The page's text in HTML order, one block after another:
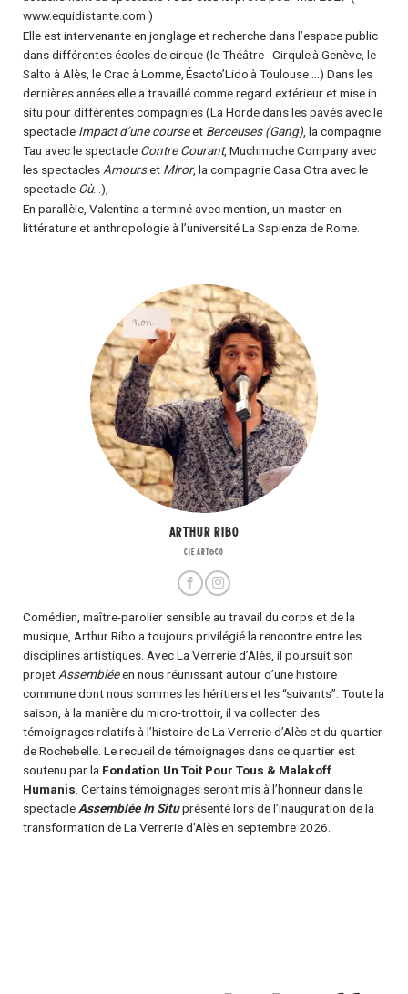
www.equidistante.com )
Elle est intervenante en jonglage et recherche dans l’espace public
dans différentes écoles de cirque (le Théâtre - Cirqule à Genève, le
Salto à Alès, le Crac à Lomme, Ésacto’Lido à Toulouse …) Dans les
dernières années elle a travaillé comme regard extérieur et mise in
situ pour différentes compagnies (La Horde dans les pavés avec le
spectacle Impact d’une courseet Berceuses (Gang) , la compagnie
Tau avec le spectacle Contre Courant, Muchmuche Company avec
les spectacles Amourset Miror, la compagnie Casa Otra avec le
spectacle Où…),
En parallèle, Valentina a terminé avec mention, un master en
littérature et anthropologie à l’université La Sapienza de Rome.
ARTHUR RIBO
CIE ART&CO
Comédien, maître-parolier sensible au travail du corps et de la
musique, Arthur Ribo a toujours privilégié la rencontre entre les
disciplines artistiques. Avec La Verrerie d’Alès, il poursuit son
projet Assembléeen nous réunissant autour d’une histoire
commune dont nous sommes les héritiers et les “suivants”. Toute la
saison, à la manière du micro-trottoir, il va collecter des
témoignages relatifs à l’histoire de La Verrerie d’Alès et du quartier
de Rochebelle. Le recueil de témoignages dans ce quartier est
soutenu par la Fondation Un Toit Pour Tous & Malakoff
Humanis . Certains témoignages seront mis à l’honneur dans le
spectacle Assemblée In Situprésenté lors de l’inauguration de la
transformation de La Verrerie d’Alès en septembre 2026.